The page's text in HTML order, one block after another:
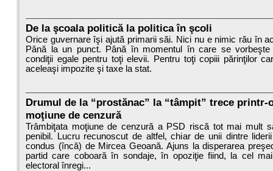
De la şcoala politică la politica în şcoli
Orice guvernare îşi ajută primarii săi. Nici nu e nimic rău în
Până la un punct. Până în momentul în care se
condiţii egale pentru toţi elevii. Pentru toţi copiii părinţilor
aceleaşi impozite şi taxe la stat.
Drumul de la “prostănac” la “tâmpit” trece printr-
moţiune de cenzură
Trâmbiţata moţiune de cenzură a PSD riscă tot mai mult
penibil. Lucru recunoscut de altfel, chiar de unii dintre
condus (încă) de Mircea Geoană. Ajuns la disperarea
partid care coboară în sondaje, în opoziţie fiind, la cel
electoral înregi...